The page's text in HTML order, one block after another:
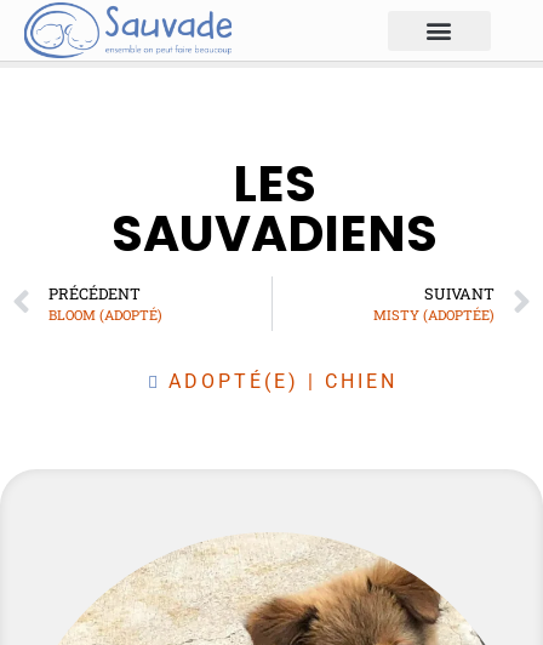
LES
SAUVADIENS
PRÉCÉDENT
BLOOM (ADOPTÉ)
SUIVANT
MISTY (ADOPTÉE)
ADOPTÉ(E) | CHIEN